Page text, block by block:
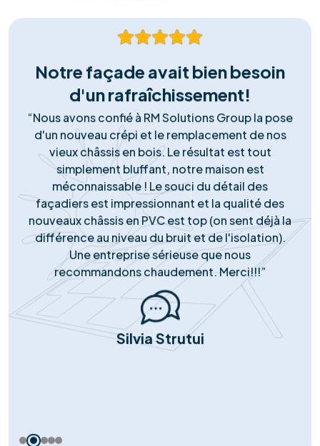
durable, sans risque pour votre toiture.
Nous ne faisons aucun compromis sur la qualité. Nous
installons exclusivement des panneaux et onduleurs de
marques Tier-1, reconnus pour leur rendement
supérieur et leur longévité garantie.
Support Réactif
Notre engagement ne s'arrête pas à la pose. Notre
service client local est disponible pour répondre à
toutes vos questions, gérer le service après-vente et
assurer le monitoring de votre installation.
Notre succès
Portefeuille deréussites solaires